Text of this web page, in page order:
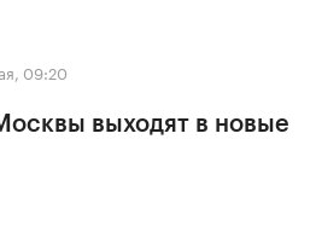
09:20
выходят в новые